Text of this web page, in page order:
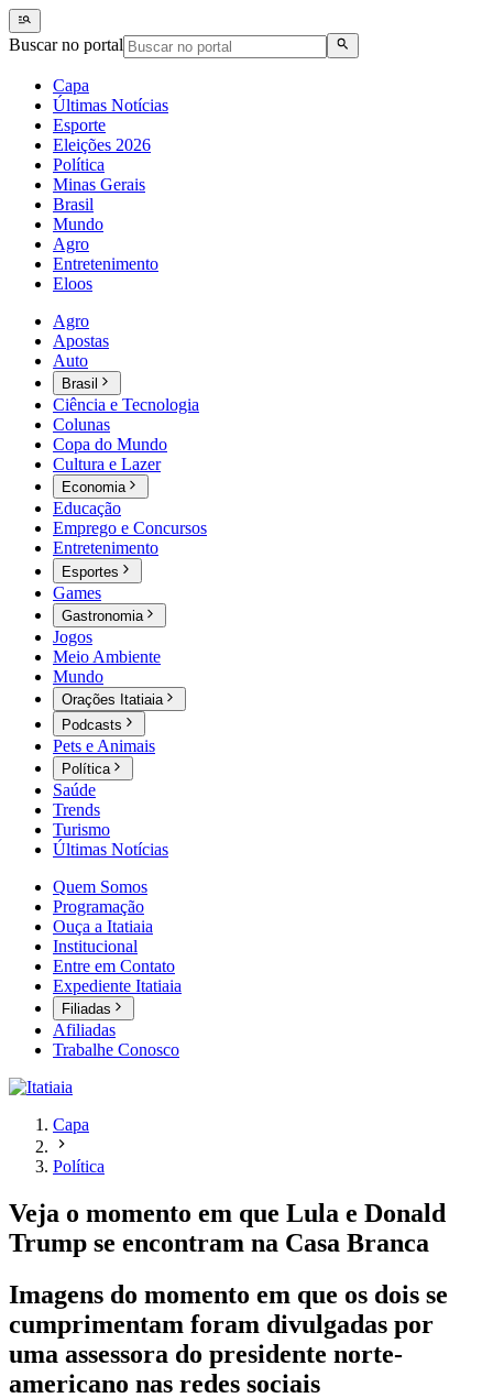
Buscar no portal
Capa
Últimas Notícias
Esporte
Eleições 2026
Política
Minas Gerais
Brasil
Mundo
Agro
Entretenimento
Eloos
Agro
Apostas
Auto
Brasil
Ciência e Tecnologia
Colunas
Copa do Mundo
Cultura e Lazer
Economia
Educação
Emprego e Concursos
Entretenimento
Esportes
Games
Gastronomia
Jogos
Meio Ambiente
Mundo
Orações Itatiaia
Podcasts
Pets e Animais
Política
Saúde
Trends
Turismo
Últimas Notícias
Quem Somos
Programação
Ouça a Itatiaia
Institucional
Entre em Contato
Expediente Itatiaia
Filiadas
Afiliadas
Trabalhe Conosco
Capa
Política
Veja o momento em que Lula e Donald
Trump se encontram na Casa Branca
Imagens do momento em que os dois se
cumprimentam foram divulgadas por
uma assessora do presidente norte-
americano nas redes sociais